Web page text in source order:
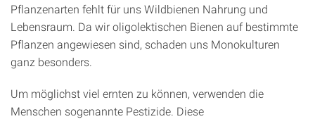
Pflanzenarten fehlt für uns Wildbienen Nahrung und
Lebensraum. Da wir oligolektischen Bienen auf bestimmte
Pflanzen angewiesen sind, schaden uns Monokulturen
ganz besonders.
Um möglichst viel ernten zu können, verwenden die
Menschen sogenannte Pestizide. Diese